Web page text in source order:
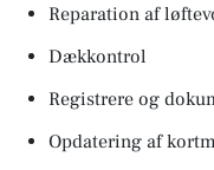
Reparation af
Dækkontrol
Registrere og
Opdatering af